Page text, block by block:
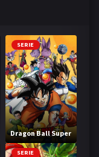
SERIE
Dragon Ball Super
SERIE